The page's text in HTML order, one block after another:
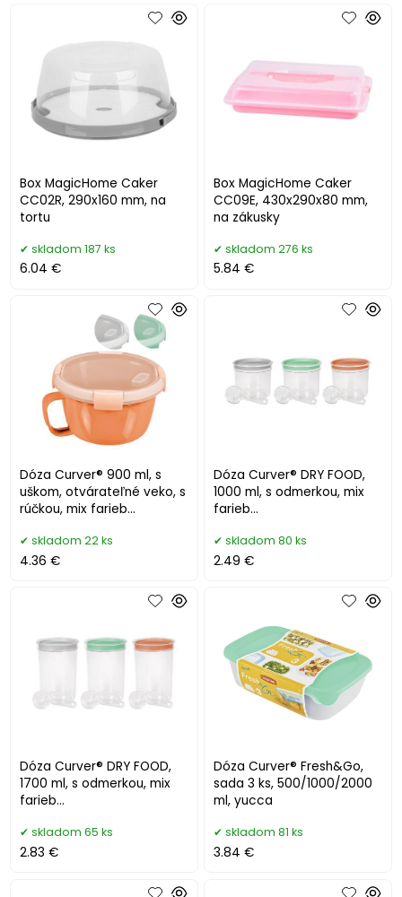
Box MagicHome Caker
CC02R, 290x160 mm, na
tortu
skladom 187 ks
6.04 €
Box MagicHome Caker
CC09E, 430x290x80 mm,
na zákusky
skladom 276 ks
5.84 €
Dóza Curver® 900 ml, s
uškom, otvárateľné veko, s
rúčkou, mix farieb
hrnček 17
skladom 22 ks
4.36 €
Dóza Curver® DRY FOOD,
1000 ml, s odmerkou, mix
farieb
130x120 mm
skladom 80 ks
2.49 €
Dóza Curver® DRY FOOD,
1700 ml, s odmerkou, mix
farieb
130x190 mm
skladom 65 ks
2.83 €
Dóza Curver® Fresh&Go,
sada 3 ks, 500/1000/2000
ml, yucca
skladom 81 ks
3.84 €